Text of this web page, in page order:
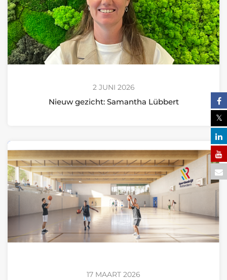
2 JUNI 2026
Nieuw gezicht: Samantha Lübbert
17 MAART 2026